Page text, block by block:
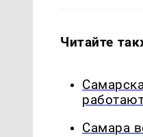
Читайте
Самара